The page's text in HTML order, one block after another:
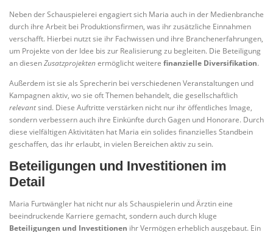
Neben der Schauspielerei engagiert sich Maria auch in der Medienbranche
durch ihre Arbeit bei Produktionsfirmen, was ihr zusätzliche Einnahmen
verschafft. Hierbei nutzt sie ihr Fachwissen und ihre Branchenerfahrungen,
um Projekte von der Idee bis zur Realisierung zu begleiten. Die Beteiligung
an diesenZusatzprojektenermöglicht weitere finanzielle Diversifikation.
Außerdem ist sie als Sprecherin bei verschiedenen Veranstaltungen und
Kampagnen aktiv, wo sie oft Themen behandelt, die gesellschaftlich
relevantsind. Diese Auftritte verstärken nicht nur ihr öffentliches Image,
sondern verbessern auch ihre Einkünfte durch Gagen und Honorare. Durch
diese vielfältigen Aktivitäten hat Maria ein solides finanzielles Standbein
geschaffen, das ihr erlaubt, in vielen Bereichen aktiv zu sein.
Beteiligungen und Investitionen im
Detail
Maria Furtwängler hat nicht nur als Schauspielerin und Ärztin eine
beeindruckende Karriere gemacht, sondern auch durch kluge
Beteiligungen und Investitionen ihr Vermögen erheblich ausgebaut. Ein